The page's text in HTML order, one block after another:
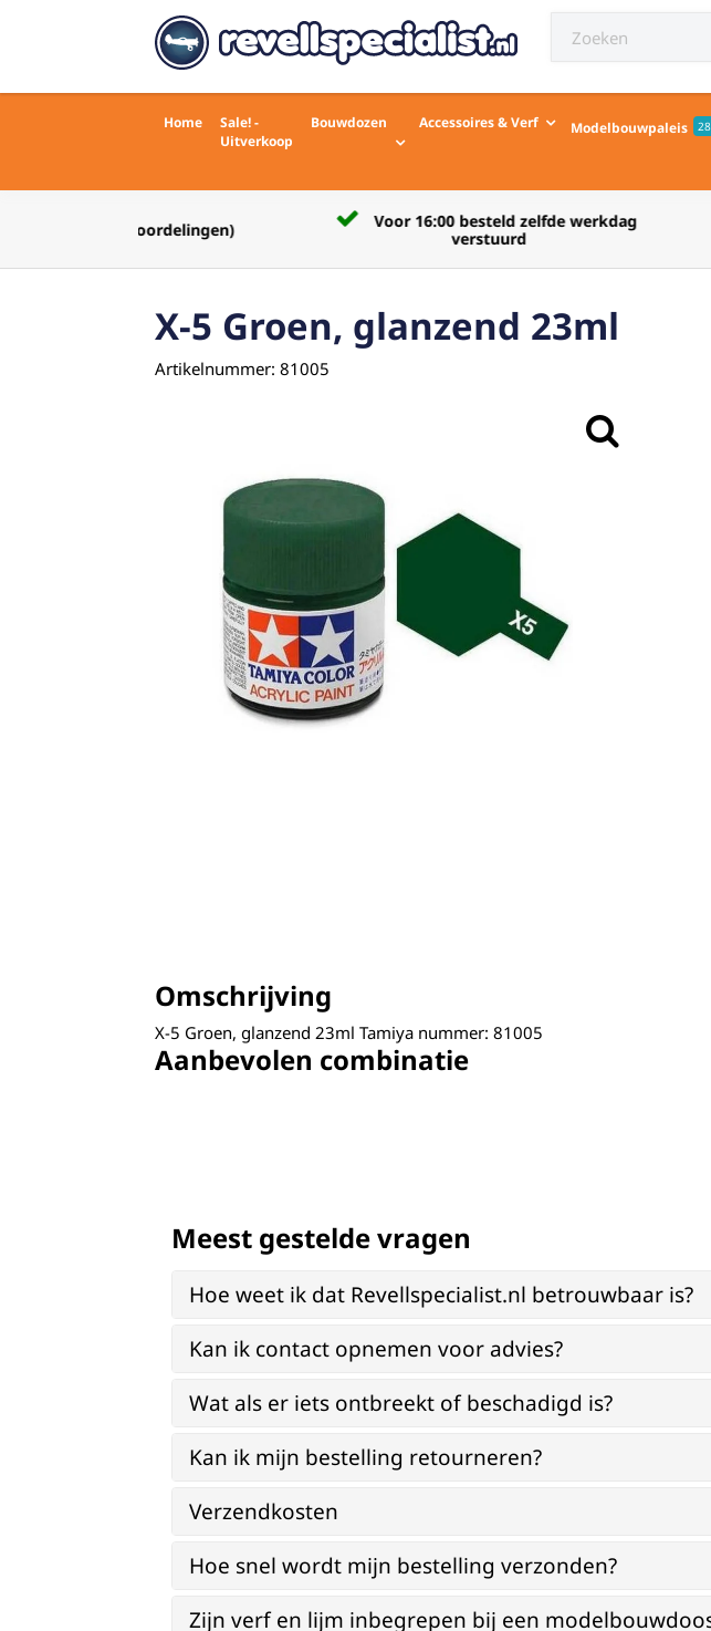
Home
Sale! -
Uitverkoop
Bouwdozen Accessoires & Verf Modelbouwpaleis
Voor 16:00 besteld zelfde werkdag
X-5 Groen, glanzend 23ml
Artikelnummer: 81005
Omschrijving
X-5 Groen, glanzend 23ml Tamiya nummer: 81005
Aanbevolen combinatie
Meest gestelde vragen
Hoe weet ik dat Revellspecialist.nl betrouwbaar is?
Kan ik contact opnemen voor advies?
Wat als er iets ontbreekt of beschadigd is?
Kan ik mijn bestelling retourneren?
Verzendkosten
Hoe snel wordt mijn bestelling verzonden?
Zijn verf en lijm inbegrepen bij een